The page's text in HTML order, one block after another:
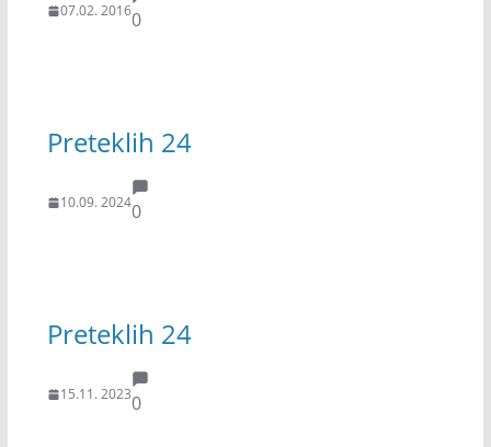
07.02. 20160
Preteklih 24
10.09. 20240
Preteklih 24
15.11. 20230